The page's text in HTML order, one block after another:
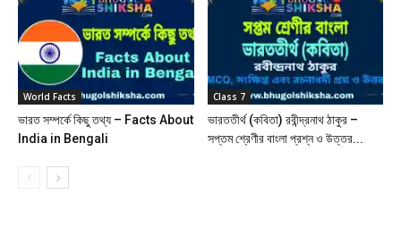
World Facts
ভারত সম্পর্কে কিছু তথ্য – Facts About
India in Bengali
Class 7
ভারততীর্থ (কবিতা) রবীন্দ্রনাথ ঠাকুর –
সপ্তম শ্রেণীর বাংলা প্রশ্ন ও উত্তর...